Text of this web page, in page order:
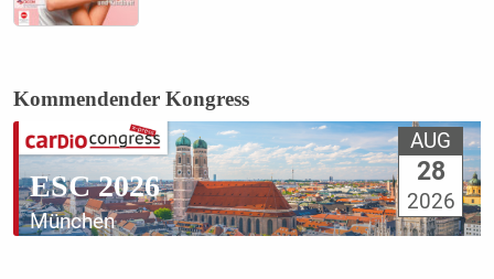
Kommendender Kongress
ESC 2026
München
AUG
28
2026